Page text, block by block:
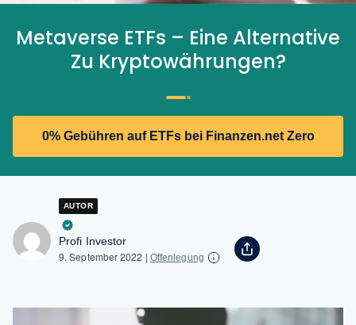
Metaverse ETFs – Eine Alternative
Zu Kryptowährungen?
0% Gebühren auf ETFs bei Finanzen.net Zero
AUTOR
Profi Investor
9. September 2022 | Offenlegung